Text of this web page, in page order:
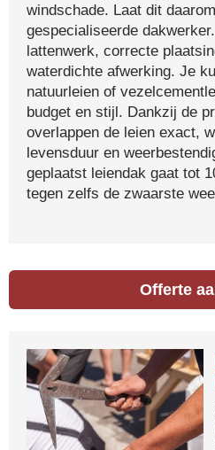
windschade. Laat dit
gespecialiseerde
lattenwerk, correcte
waterdichte afwerking. Je
natuurleien of
budget en stijl. Dankzij de
overlappen de leien exact,
levensduur en
geplaatst leiendak gaat tot
tegen zelfs de zwaarste
Offerte